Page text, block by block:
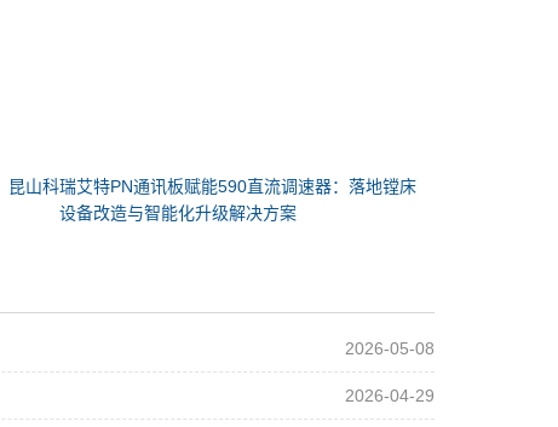
昆山科瑞艾特PN通讯板赋能590直流调速器：落地镗床
设备改造与智能化升级解决方案
2026-05-08
2026-04-29